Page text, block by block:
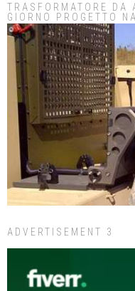
TRASFORMATORE DA
GIORNO PROGETTO
ADVERTISEMENT 3